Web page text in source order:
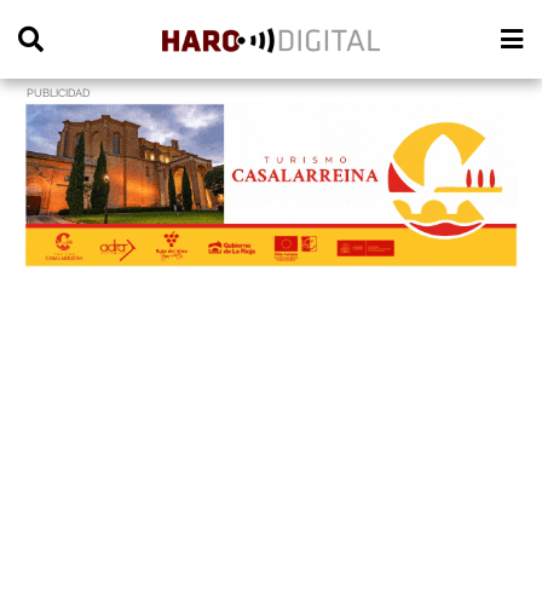
PUBLICIDAD